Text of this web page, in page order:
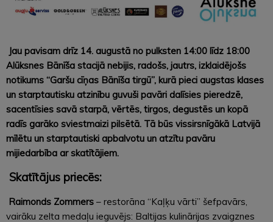
Jau pavisam drīz 14. augustā no pulksten 14:00 līdz 18:00
Alūksnes Bānīša stacijā nebijis, radošs, jautrs, izklaidējošs
notikums “Garšu cīņas Bānīša tirgū”, kurā pieci augstas klases
un starptautisku atzinību guvuši pavāri dalīsies pieredzē,
sacentīsies savā starpā, vērtēs, tirgos, degustēs un kopā
radīs garāko sviestmaizi pilsētā. Tā būs vissirsnīgākā Latvijā
mīlētu un starptautiski apbalvotu un atzītu pavāru
mijiedarbība ar skatītājiem.
Skatītājus priecēs:
Raimonds Zommers – restorāna “Kaļķu vārti” šefpavārs,
vairāku zelta medaļu ieguvējs: Baltijas kulinārijas zvaigznes